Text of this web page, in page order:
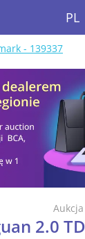
PL
- 139337
2.0